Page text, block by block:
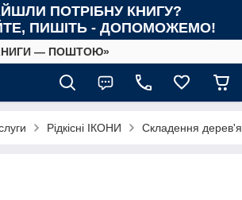
ПОТРІБНУ КНИГУ?
ПИШІТЬ - ДОПОМОЖЕМО!
— ПОШТОЮ»
Рідкісні ІКОНИ Складення